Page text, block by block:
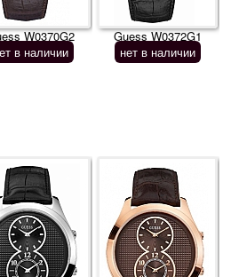
W0370G2
в наличии
Guess W0372G1
нет в наличии